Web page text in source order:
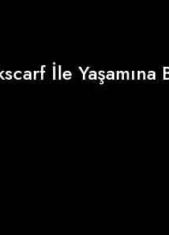
İle Yaşamına